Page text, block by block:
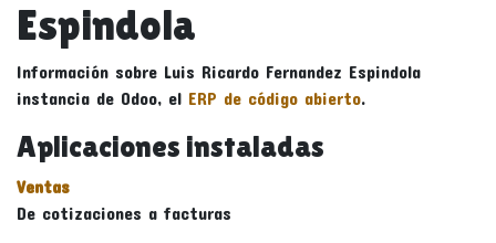
Espindola
Información sobre Luis Ricardo Fernandez Espindola
instancia de Odoo, el ERP de código abierto.
Aplicaciones instaladas
Ventas
De cotizaciones a facturas